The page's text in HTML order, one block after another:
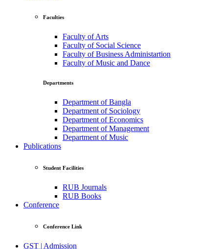
Faculties
Faculty of Arts
Faculty of Social Science
Faculty of Business Administartion
Faculty of Music and Dance
Departments
Department of Bangla
Department of Sociology
Department of Economics
Department of Management
Department of Music
Publications
Student Facilities
RUB Journals
RUB Books
Conference
Conference Link
GST | Admission